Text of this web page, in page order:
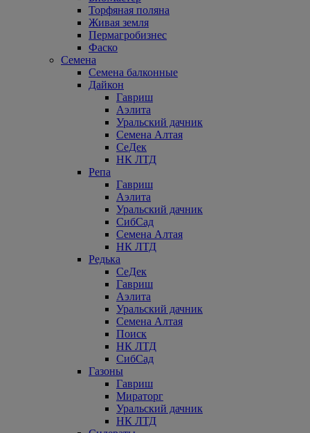
Торфяная поляна
Живая земля
Пермагробизнес
Фаско
Семена
Семена балконные
Дайкон
Гавриш
Аэлита
Уральский дачник
Семена Алтая
СеДек
НК ЛТД
Репа
Гавриш
Аэлита
Уральский дачник
СибСад
Семена Алтая
НК ЛТД
Редька
СеДек
Гавриш
Аэлита
Уральский дачник
Семена Алтая
Поиск
НК ЛТД
СибСад
Газоны
Гавриш
Мираторг
Уральский дачник
НК ЛТД